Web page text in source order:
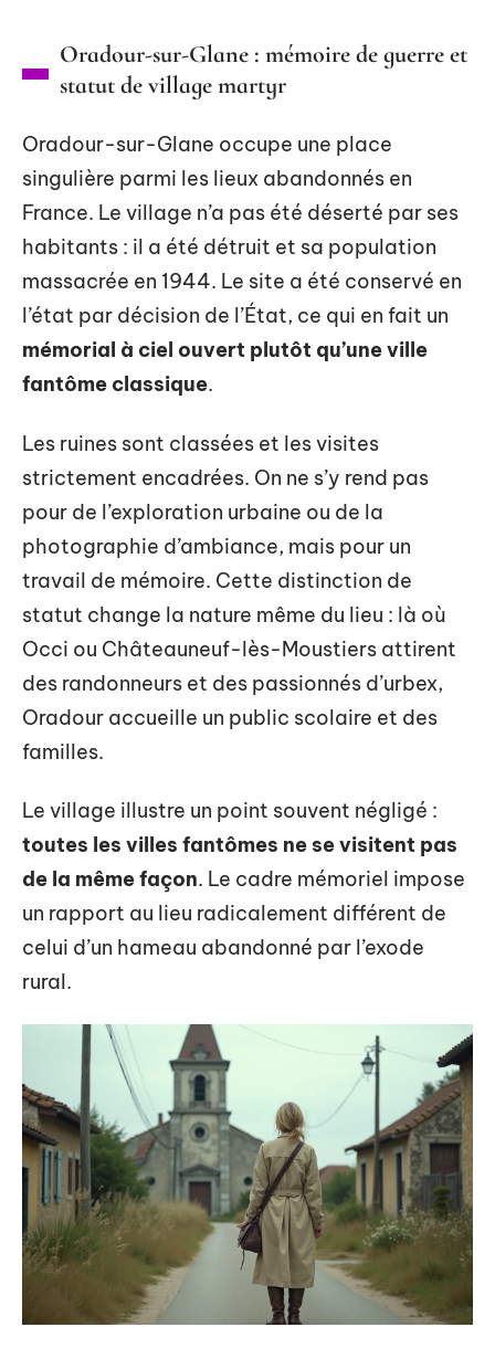
Oradour-sur-Glane : mémoire de guerre et
statut de village martyr
Oradour-sur-Glane occupe une place
singulière parmi les lieux abandonnés en
France. Le village n’a pas été déserté par ses
habitants : il a été détruit et sa population
massacrée en 1944. Le site a été conservé en
l’état par décision de l’État, ce qui en fait un
mémorial à ciel ouvert plutôt qu’une ville
fantôme classique.
Les ruines sont classées et les visites
strictement encadrées. On ne s’y rend pas
pour de l’exploration urbaine ou de la
photographie d’ambiance, mais pour un
travail de mémoire. Cette distinction de
statut change la nature même du lieu : là où
Occi ou Châteauneuf-lès-Moustiers attirent
des randonneurs et des passionnés d’urbex,
Oradour accueille un public scolaire et des
familles.
Le village illustre un point souvent négligé :
toutes les villes fantômes ne se visitent pas
de la même façon. Le cadre mémoriel impose
un rapport au lieu radicalement différent de
celui d’un hameau abandonné par l’exode
rural.